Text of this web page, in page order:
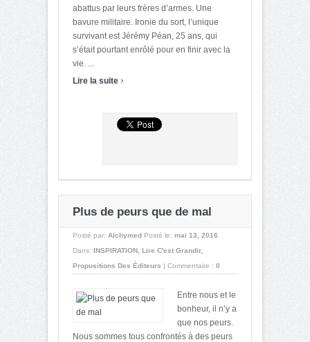
abattus par leurs frères d’armes. Une
bavure militaire. Ironie du sort, l’unique
survivant est Jérémy Péan, 25 ans, qui
s’était pourtant enrôlé pour en finir avec la
vie. ...
Lire la suite ›
Plus de peurs que de mal
Posté par: Alchymed Posté le: mai 13, 2016
Dans: INSPIRATION Lire C'est Grandir,
Propositions Des Éditeurs | Commentaire : 0
Entre nous et le
bonheur, il n’y a
que nos peurs.
Nous sommes tous confrontés à des peurs